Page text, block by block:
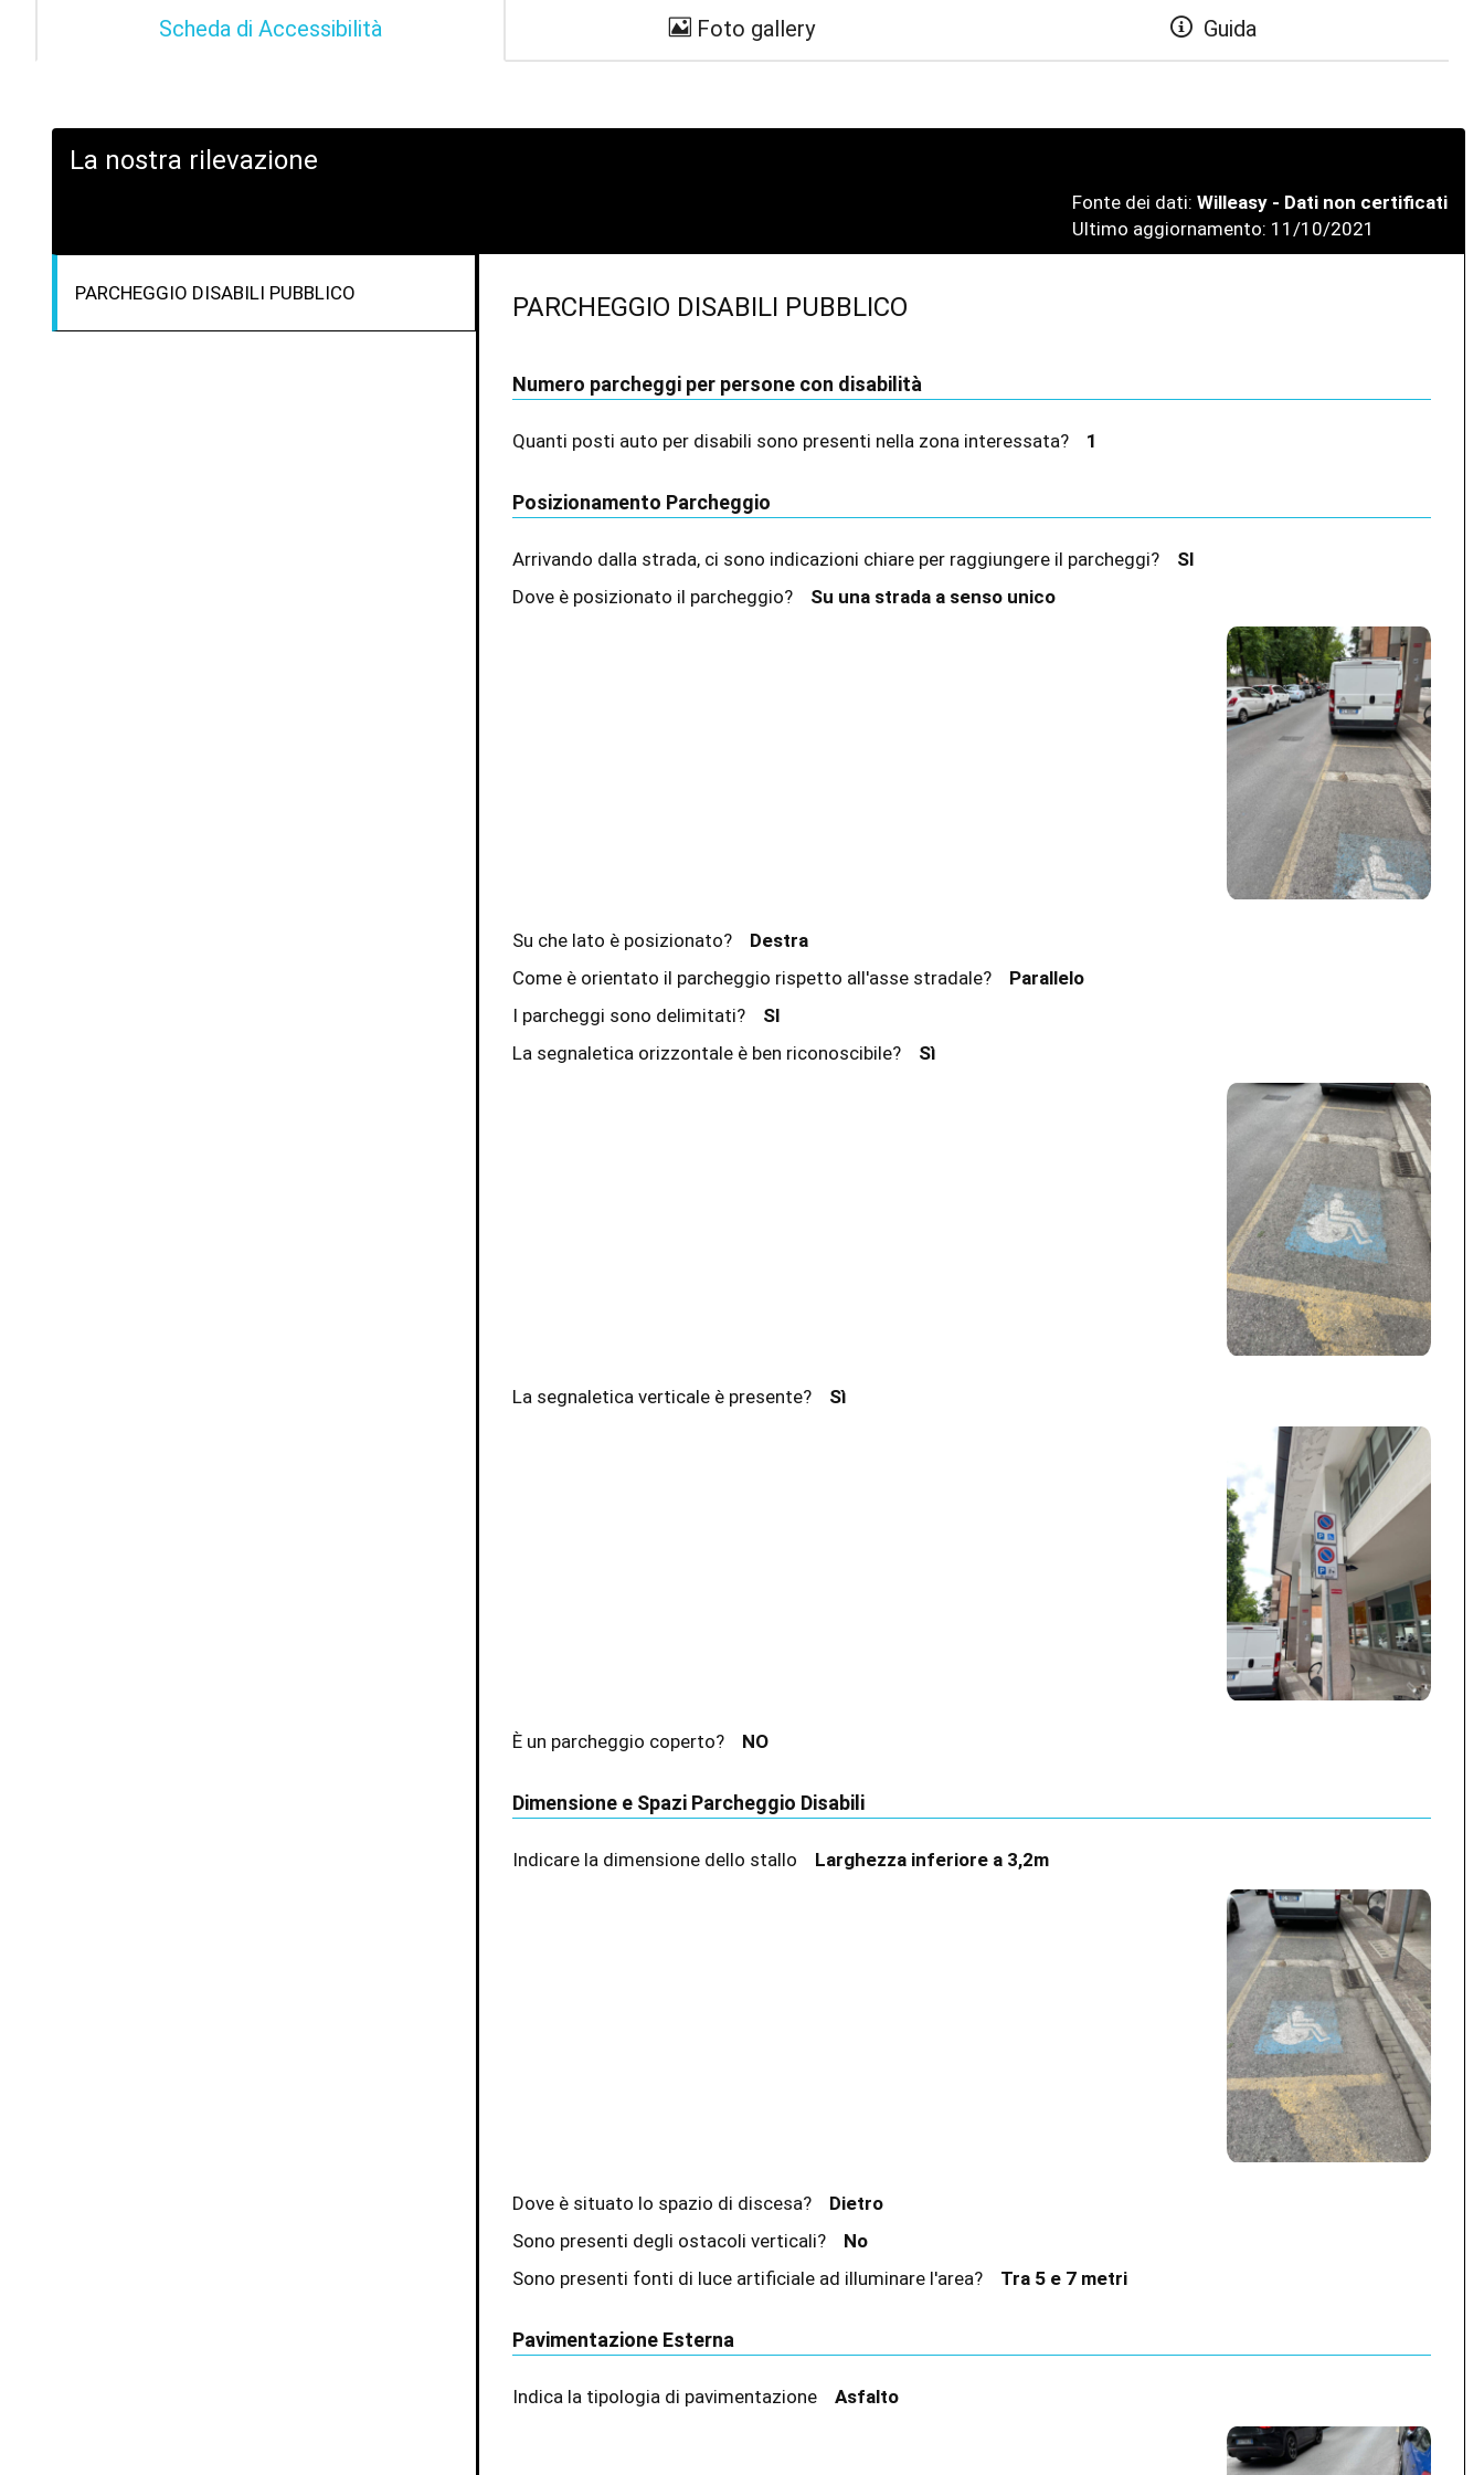
Scheda di Accessibilità Foto gallery Guida
La nostra rilevazione
Fonte dei dati: Willeasy - Dati non certificati
Ultimo aggiornamento: 11/10/2021
PARCHEGGIO DISABILI PUBBLICO PARCHEGGIO DISABILI PUBBLICO
Numero parcheggi per persone con disabilità
Quanti posti auto per disabili sono presenti nella zona interessata? 1
Posizionamento Parcheggio
Arrivando dalla strada, ci sono indicazioni chiare per raggiungere il parcheggi?
SI
Dove è posizionato il parcheggio?
Su una strada a senso unico
Su che lato è posizionato?
Destra
Come è orientato il parcheggio rispetto all'asse stradale?
Parallelo
I parcheggi sono delimitati?
SI
La segnaletica orizzontale è ben riconoscibile?
Sì
La segnaletica verticale è presente? Sì
È un parcheggio coperto? NO
Dimensione e Spazi Parcheggio Disabili
Indicare la dimensione dello stallo Larghezza inferiore a 3,2m
Dove è situato lo spazio di discesa?
Dietro
Sono presenti degli ostacoli verticali?
No
Sono presenti fonti di luce artificiale ad illuminare l'area?
Tra 5 e 7 metri
Pavimentazione Esterna
Indica la tipologia di pavimentazione Asfalto